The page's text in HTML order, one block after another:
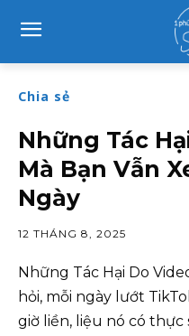
Chia sẻ
Những Tác
Mà Bạn Vẫn
Ngày
12 THÁNG 8, 2025
Những Tác Hại Do
hỏi, mỗi ngày lướt
giờ liền, liệu nó có thực